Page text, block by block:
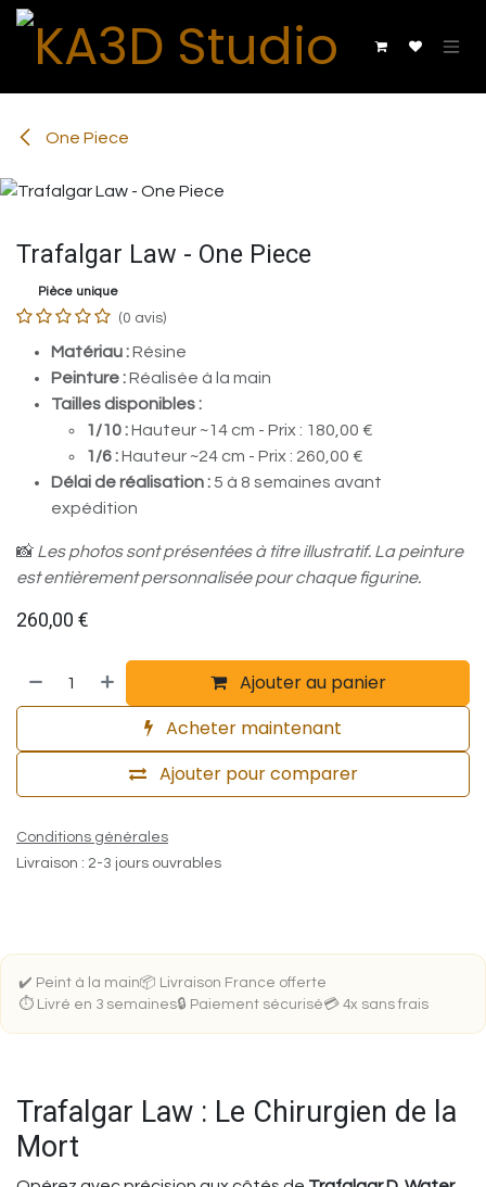
Se rendre au contenu
One Piece
Trafalgar Law - One Piece
Pièce unique
(0 avis)
Matériau :Résine
Peinture :Réalisée à la main
Tailles disponibles :
1/10 :Hauteur ~14 cm - Prix : 180,00 €
1/6 :Hauteur ~24 cm - Prix : 260,00 €
Délai de réalisation :5 à 8 semaines avant
expédition
📸 Les photos sont présentées à titre illustratif. La peinture
est entièrement personnalisée pour chaque figurine.
260,00 €
Ajouter au panier
Acheter maintenant
Ajouter pour comparer
Conditions générales
Livraison : 2-3 jours ouvrables
✔️ Peint à la main📦 Livraison France offerte
⏱️ Livré en 3 semaines🔒 Paiement sécurisé💳 4x sans frais
Trafalgar Law : Le Chirurgien de la
Mort